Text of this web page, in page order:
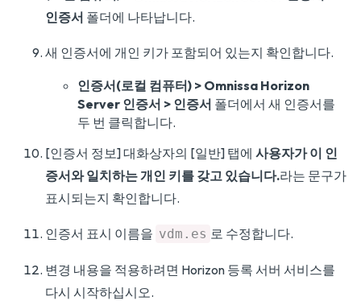
인증서 폴더에 나타납니다.
새 인증서에 개인 키가 포함되어 있는지 확인합니다.
인증서(로컬 컴퓨터) > Omnissa Horizon
Server 인증서 > 인증서 폴더에서 새 인증서를
두 번 클릭합니다.
[인증서 정보] 대화상자의 [일반] 탭에 사용자가 이 인
증서와 일치하는 개인 키를 갖고 있습니다.라는 문구가
표시되는지 확인합니다.
인증서 표시 이름을 vdm.es 로 수정합니다.
변경 내용을 적용하려면 Horizon 등록 서버 서비스를
다시 시작하십시오.